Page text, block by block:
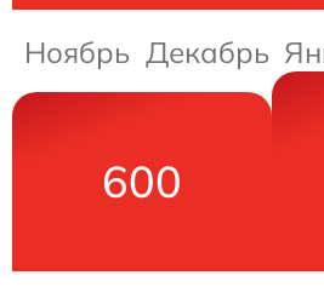
Ноябрь Декабрь
600